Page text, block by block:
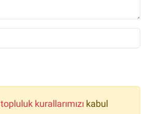
topluluk kurallarımızı kabul